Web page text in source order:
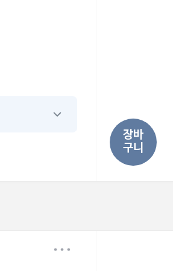
장바
구니